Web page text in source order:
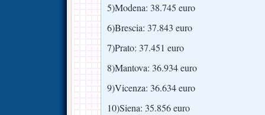
5)Modena: 38.745 euro
6)Brescia: 37.843 euro
7)Prato: 37.451 euro
8)Mantova: 36.934 euro
9)Vicenza: 36.634 euro
10)Siena: 35.856 euro